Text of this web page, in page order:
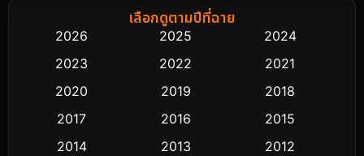
Biography ชีวิตจริง
Classic หนังคลาสสิก
Comedy ตลก 445
เลือกดูตามปีที่ฉาย
2026 2025
2024
2023
2022
2021
2020
2019
2018
2017
2016
2015
2014
2013
2012